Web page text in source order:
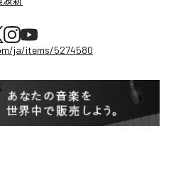
ja/items/5274580